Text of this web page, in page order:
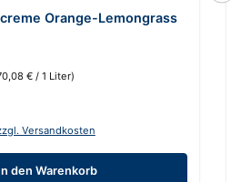
Orange-Lemongrass
€ / 1 Liter)
Versandkosten
den Warenkorb